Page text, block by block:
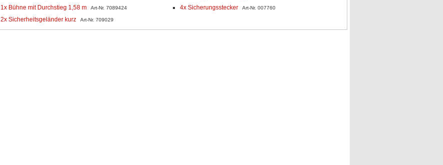
1x Bühne mit Durchstieg 1,58 m Art-Nr. 7089424
2x Sicherheitsgeländer kurz Art-Nr. 709029
4x Sicherungsstecker Art-Nr. 007760